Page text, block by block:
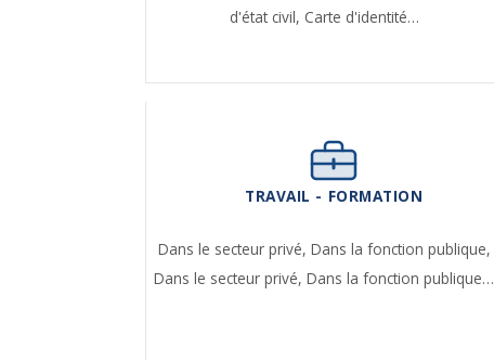
d'état civil, Carte d'identité…
TRAVAIL - FORMATION
Dans le secteur privé, Dans la fonction publique,
Dans le secteur privé,Dans la fonction publique…